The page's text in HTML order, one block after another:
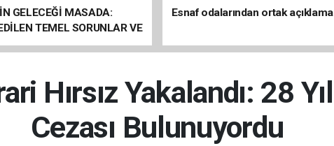
GELECEĞİ MASADA:
TEMEL SORUNLAR VE
ÖNERİLERİ
Esnaf odalarından ortak açıklama
Hırsız Yakalandı: 28
Cezası Bulunuyordu